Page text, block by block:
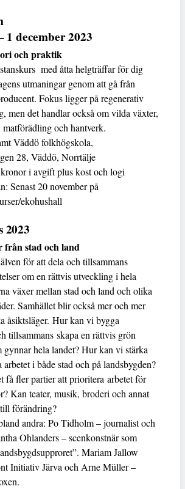
1 december 2023
och praktik
med åtta helgträffar för dig
utmaningar genom att gå från
Fokus ligger på regenerativ
men det handlar också om vilda växter,
matförädling och hantverk.
Väddö folkhögskola,
28, Väddö, Norrtälje
i avgift plus kost och logi
Senast 20 november på
ekohushall
2023
från stad och land
för att dela och tillsammans
om en rättvis utveckling i hela
växer mellan stad och land och olika
Samhället blir också mer och mer
åsiktsläger. Hur kan vi bygga
tillsammans skapa en rättvis grön
gynnar hela landet? Hur kan vi stärka
arbetet i både stad och på landsbygden?
få fler partier att prioritera arbetet för
Kan teater, musik, broderi och annat
förändring?
andra: Po Tidholm – journalist och
Ohlanders – scenkonstnär som
Mariam Jallow
Initiativ Järva och Arne Müller –